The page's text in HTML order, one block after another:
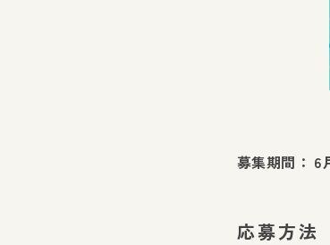
募集期間： 6
応募方法